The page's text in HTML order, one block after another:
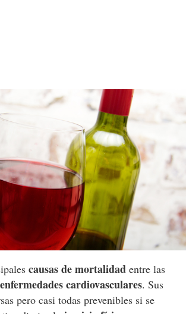
causas de mortalidadentre las
enfermedades cardiovasculares. Sus
pero casi todas prevenibles si se